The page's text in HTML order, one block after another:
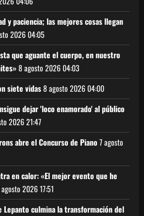
y paciencia; las mejores cosas llegan
2026 04:05
que aguante el cuerpo, en nuestro
8 agosto 2026 04:03
siete vidas8 agosto 2026 04:00
dejar 'loco enamorado' al público
202621:47
abre el Concurso de Piano7 agosto
en calor: «El mejor evento que he
agosto 202617:51
Lepanto culmina la transformación del